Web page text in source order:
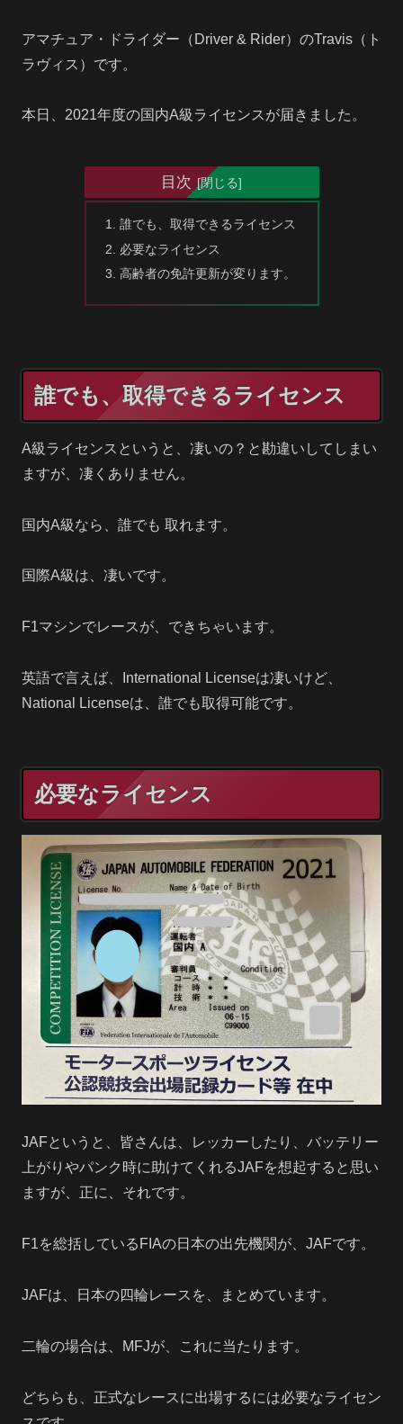
アマチュア・ドライダー（Driver & Rider）のTravis（ト
ラヴィス）です。
本日、2021年度の国内A級ライセンスが届きました。
目次
誰でも、取得できるライセンス
必要なライセンス
高齢者の免許更新が変ります。
誰でも、取得できるライセンス
A級ライセンスというと、凄いの？と勘違いしてしまい
ますが、凄くありません。
国内A級なら、誰でも 取れます。
国際A級は、凄いです。
F1マシンでレースが、できちゃいます。
英語で言えば、International Licenseは凄いけど、
National Licenseは、誰でも取得可能です。
必要なライセンス
JAFというと、皆さんは、レッカーしたり、バッテリー
上がりやパンク時に助けてくれるJAFを想起すると思い
ますが、正に、それです。
F1を総括しているFIAの日本の出先機関が、JAFです。
JAFは、日本の四輪レースを、まとめています。
二輪の場合は、MFJが、これに当たります。
どちらも、正式なレースに出場するには必要なライセン